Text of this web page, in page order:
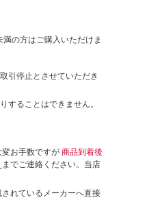
の方はご購入いただけま
引停止とさせていただき
することはできません。
お手数ですが 商品到着後
までご連絡ください。当店
れているメーカーへ直接